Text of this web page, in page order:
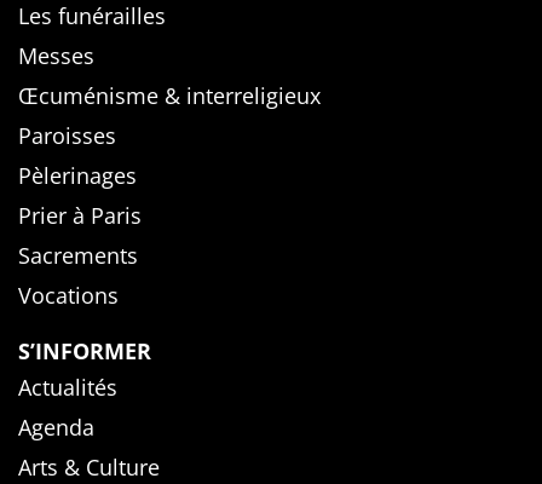
Les funérailles
Messes
Œcuménisme & interreligieux
Paroisses
Pèlerinages
Prier à Paris
Sacrements
Vocations
S’INFORMER
Actualités
Agenda
Arts & Culture